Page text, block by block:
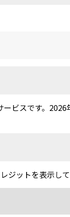
ビスです。
ジットを表示して